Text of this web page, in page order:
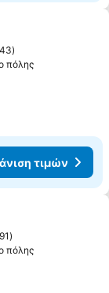
αγαπημένα
πόλης
τιμών
αγαπημένα
πόλης